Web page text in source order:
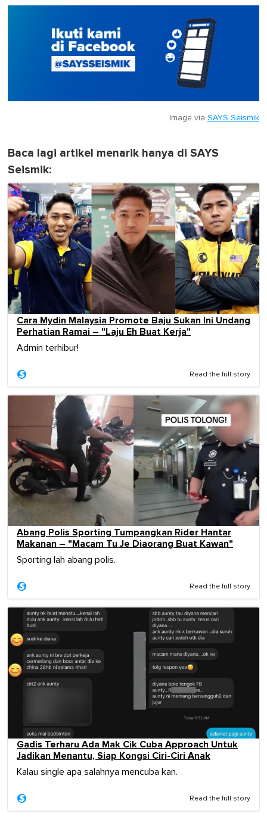
Image via SAYS Seismik
Baca lagi artikel menarik hanya di SAYS
Seismik:
Cara Mydin Malaysia Promote Baju Sukan Ini Undang
Perhatian Ramai – "Laju Eh Buat Kerja"
Admin terhibur!
Read the full story
Abang Polis Sporting Tumpangkan Rider Hantar
Makanan – "Macam Tu Je Diaorang Buat Kawan"
Sporting lah abang polis.
Read the full story
Gadis Terharu Ada Mak Cik Cuba Approach Untuk
Jadikan Menantu, Siap Kongsi Ciri-Ciri Anak
Kalau single apa salahnya mencuba kan.
Read the full story